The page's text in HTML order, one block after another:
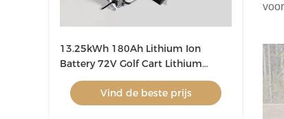
13.25kWh 180Ah Lithium Ion
Battery 72V Golf Cart Lithium
Battery
Vind de beste prijs